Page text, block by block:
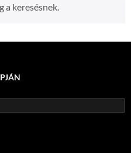
a keresésnek.